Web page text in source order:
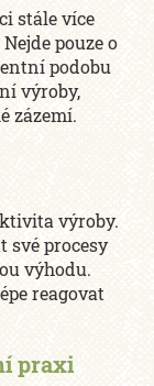
stále více
pouze o
podobu
výroby,
zázemí.
výroby.
své procesy
výhodu.
reagovat
praxi